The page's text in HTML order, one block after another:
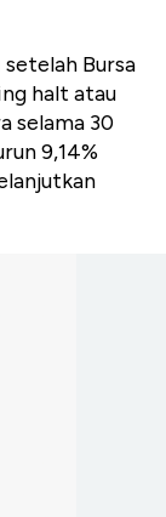
Bursa
halt atau
selama 30
9,14%